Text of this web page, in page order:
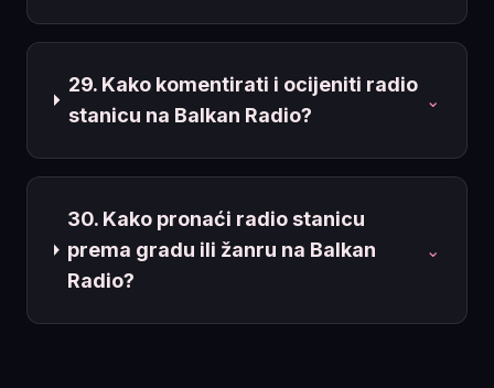
29. Kako komentirati i ocijeniti radio
stanicu na Balkan Radio?
⌄
30. Kako pronaći radio stanicu
prema gradu ili žanru na Balkan
Radio?
⌄